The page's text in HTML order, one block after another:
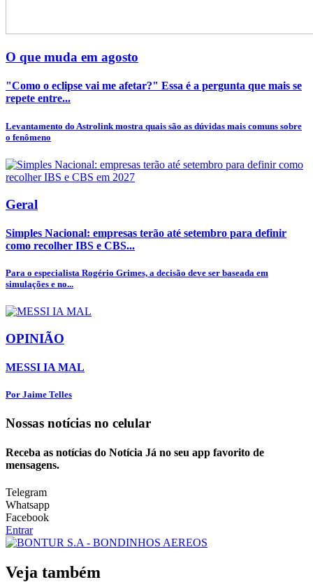
O que muda em agosto
"Como o eclipse vai me afetar?" Essa é a pergunta que mais se
repete entre...
Levantamento do Astrolink mostra quais são as dúvidas mais comuns sobre
o fenômeno
Geral
Simples Nacional: empresas terão até setembro para definir
como recolher IBS e CBS...
Para o especialista Rogério Grimes, a decisão deve ser baseada em
simulações e no...
OPINIÃO
MESSI IA MAL
Por Jaime Telles
Nossas notícias no celular
Receba as notícias do Notícia Já no seu app favorito de
mensagens.
Telegram
Whatsapp
Facebook
Entrar
Veja também